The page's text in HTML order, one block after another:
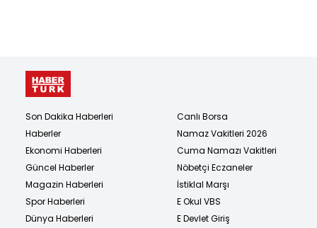
Son Dakika Haberleri
Haberler
Ekonomi Haberleri
Güncel Haberler
Magazin Haberleri
Spor Haberleri
Dünya Haberleri
Canlı Borsa
Namaz Vakitleri 2026
Cuma Namazı Vakitleri
Nöbetçi Eczaneler
İstiklal Marşı
E Okul VBS
E Devlet Giriş